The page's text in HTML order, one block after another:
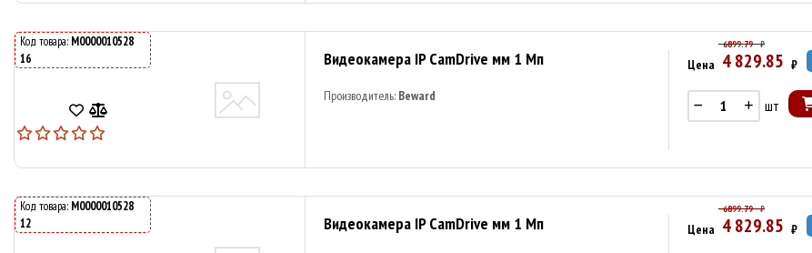
Код товара: M0000010528
16
Видеокамера IP CamDrive мм 1 Мп
Производитель: Beward
6899.79 ₽
Цена 4 829.85 ₽
шт
Код товара: M0000010528
12
Видеокамера IP CamDrive мм 1 Мп
6899.79 ₽
Цена 4 829.85 ₽